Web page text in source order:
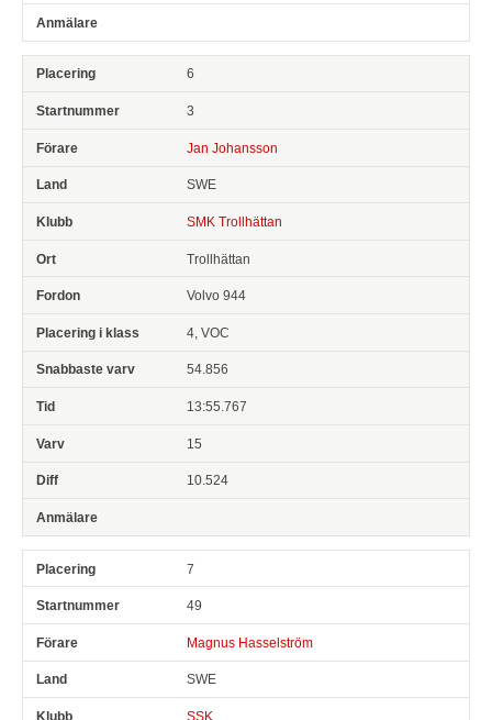
6
3
Jan Johansson
SWE
SMK Trollhättan
Trollhättan
Volvo 944
4, VOC
54.856
13:55.767
15
10.524
7
49
Magnus Hasselström
SWE
SSK